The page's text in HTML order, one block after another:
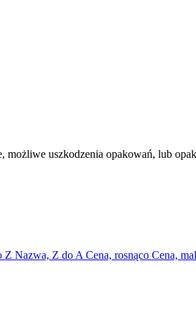
uszkodzenia opakowań, lub
Z Nazwa, Z do A Cena, rosnąco Cena,